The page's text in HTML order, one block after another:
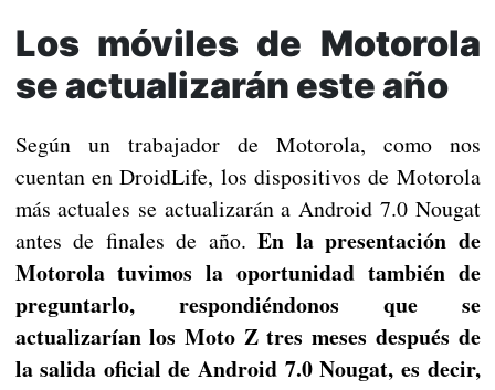
Los móviles de Motorola
se actualizarán este año
Según un trabajador de Motorola, como nos
cuentan en DroidLife, los dispositivos de Motorola
más actuales se actualizarán a Android 7.0 Nougat
antes de finales de año. En la presentación de
Motorola tuvimos la oportunidad también de
preguntarlo, respondiéndonos que se
actualizarían los Moto Z tres meses después de
la salida oficial de Android 7.0 Nougat, es decir,